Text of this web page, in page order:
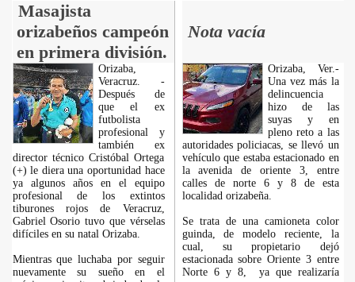
Masajista
orizabeños campeón
en primera división.
Nota vacía
Orizaba,
Veracruz. -
Después de
que el ex
futbolista
profesional y
también ex
director técnico Cristóbal Ortega
(+) le diera una oportunidad hace
ya algunos años en el equipo
profesional de los extintos
tiburones rojos de Veracruz,
Gabriel Osorio tuvo que vérselas
difíciles en su natal Orizaba.
Mientras que luchaba por seguir
nuevamente su sueño en el
Orizaba, Ver.-
Una vez más la
delincuencia
hizo de las
suyas y en
pleno reto a las
autoridades policiacas, se llevó un
vehículo que estaba estacionado en
la avenida de oriente 3, entre
calles de norte 6 y 8 de esta
localidad orizabeña.
Se trata de una camioneta color
guinda, de modelo reciente, la
cual, su propietario dejó
estacionada sobre Oriente 3 entre
Norte 6 y 8, ya que realizaría